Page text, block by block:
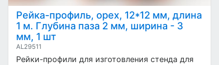
Рейка-профиль, орех, 12*12 мм, длина
1 м. Глубина паза 2 мм, ширина - 3
мм, 1 шт
AL29511
Рейки-профили для изготовления стенда для